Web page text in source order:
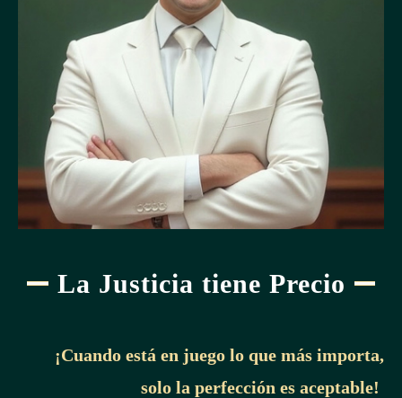
La Justicia tiene Precio
¡Cuando está en juego lo que más importa,
solo la perfección es aceptable!